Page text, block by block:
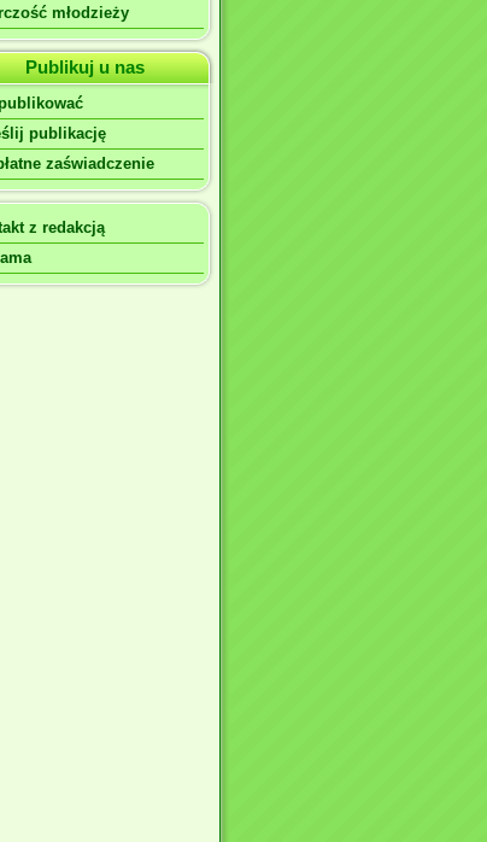
młodzieży
Publikuj u nas
publikację
zaświadczenie
z redakcją